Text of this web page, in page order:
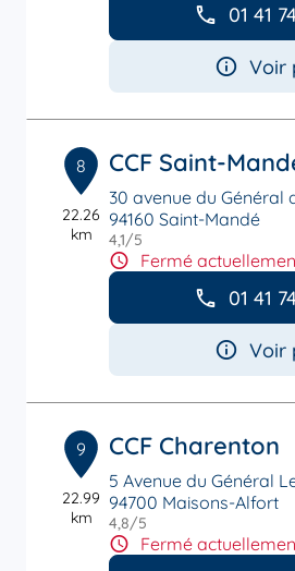
01 41
Voir
8
22.26
km
CCF Saint-
30 avenue du Général
94160 Saint-Mandé
4,1/5
Fermé
01 41
Voir
9
22.99
km
CCF Charenton
5 Avenue du Général
94700 Maisons-Alfort
4,8/5
Fermé